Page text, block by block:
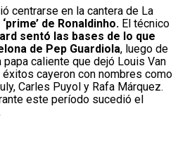
centrarse en la cantera de La
‘prime’ de Ronaldinho. El técnico
sentó las bases de lo que
de Pep Guardiola, luego de
caliente que dejó Louis Van
éxitos cayeron con nombres como
Carles Puyol y Rafa Márquez.
este período sucedió el